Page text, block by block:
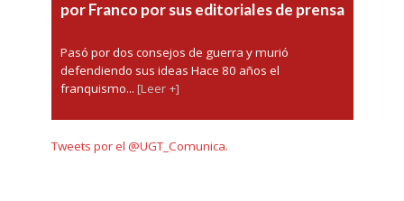
por Franco por sus editoriales de prensa
Pasó por dos consejos de guerra y murió
defendiendo sus ideas Hace 80 años el
franquismo... [Leer +]
Tweets por el @UGT_Comunica.